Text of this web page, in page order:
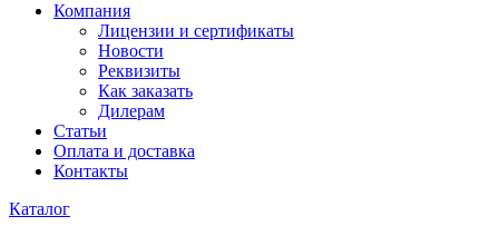
Компания
Лицензии и сертификаты
Новости
Реквизиты
Как заказать
Дилерам
Статьи
Оплата и доставка
Контакты
Каталог